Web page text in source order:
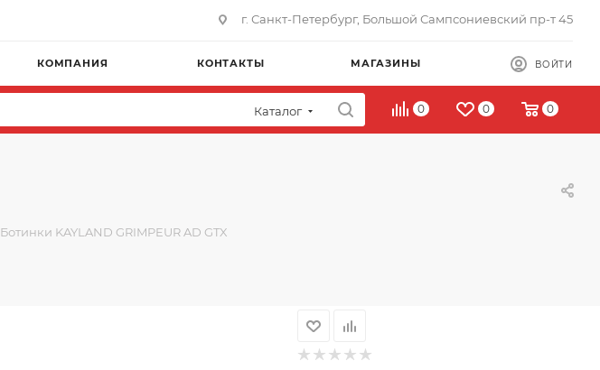
г. Санкт-Петербург, Большой Сампсониевский пр-т 45
КОМПАНИЯ КОНТАКТЫ МАГАЗИНЫ ВОЙТИ
Каталог 0 0 0
Ботинки KAYLAND GRIMPEUR AD GTX